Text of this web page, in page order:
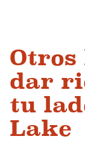
dar
tu
Lake